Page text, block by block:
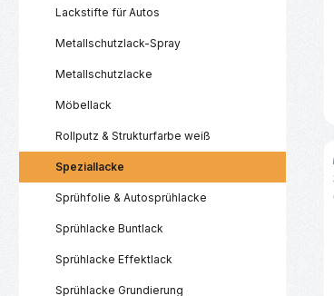
Lackstifte für Autos
Metallschutzlack-Spray
Metallschutzlacke
Möbellack
Rollputz & Strukturfarbe weiß
Speziallacke
Sprühfolie & Autosprühlacke
Sprühlacke Buntlack
Sprühlacke Effektlack
Sprühlacke Grundierung